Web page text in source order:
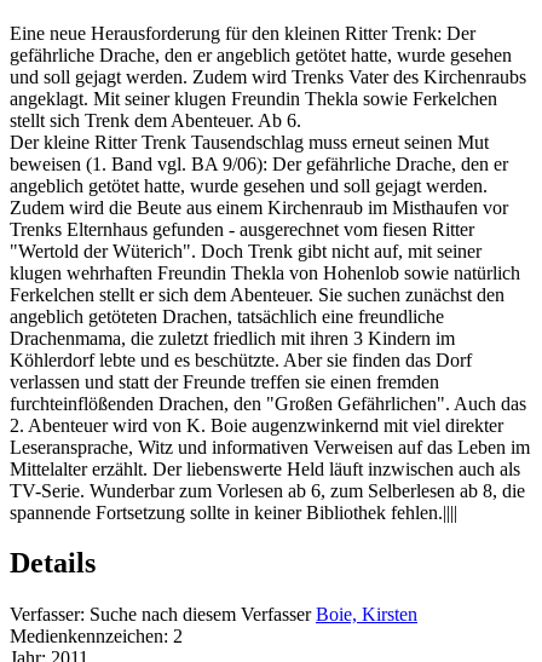
Eine neue Herausforderung für den kleinen Ritter Trenk: Der
gefährliche Drache, den er angeblich getötet hatte, wurde gesehen
und soll gejagt werden. Zudem wird Trenks Vater des Kirchenraubs
angeklagt. Mit seiner klugen Freundin Thekla sowie Ferkelchen
stellt sich Trenk dem Abenteuer. Ab 6.
Der kleine Ritter Trenk Tausendschlag muss erneut seinen Mut
beweisen (1. Band vgl. BA 9/06): Der gefährliche Drache, den er
angeblich getötet hatte, wurde gesehen und soll gejagt werden.
Zudem wird die Beute aus einem Kirchenraub im Misthaufen vor
Trenks Elternhaus gefunden - ausgerechnet vom fiesen Ritter
"Wertold der Wüterich". Doch Trenk gibt nicht auf, mit seiner
klugen wehrhaften Freundin Thekla von Hohenlob sowie natürlich
Ferkelchen stellt er sich dem Abenteuer. Sie suchen zunächst den
angeblich getöteten Drachen, tatsächlich eine freundliche
Drachenmama, die zuletzt friedlich mit ihren 3 Kindern im
Köhlerdorf lebte und es beschützte. Aber sie finden das Dorf
verlassen und statt der Freunde treffen sie einen fremden
furchteinflößenden Drachen, den "Großen Gefährlichen". Auch das
2. Abenteuer wird von K. Boie augenzwinkernd mit viel direkter
Leseransprache, Witz und informativen Verweisen auf das Leben im
Mittelalter erzählt. Der liebenswerte Held läuft inzwischen auch als
TV-Serie. Wunderbar zum Vorlesen ab 6, zum Selberlesen ab 8, die
spannende Fortsetzung sollte in keiner Bibliothek fehlen.||||
Details
Verfasser: Suche nach diesem Verfasser Boie, Kirsten
Medienkennzeichen: 2